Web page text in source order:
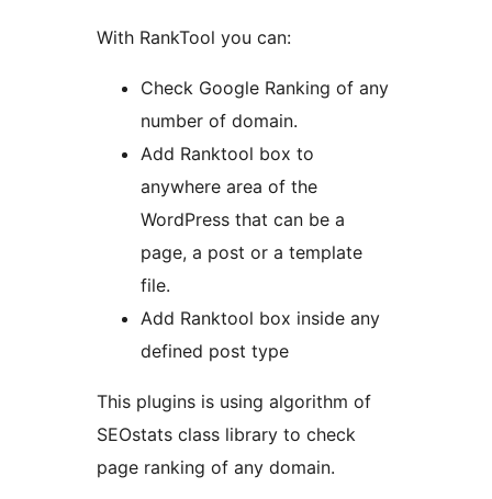
With RankTool you can:
Check Google Ranking of any
number of domain.
Add Ranktool box to
anywhere area of the
WordPress that can be a
page, a post or a template
file.
Add Ranktool box inside any
defined post type
This plugins is using algorithm of
SEOstats class library to check
page ranking of any domain.